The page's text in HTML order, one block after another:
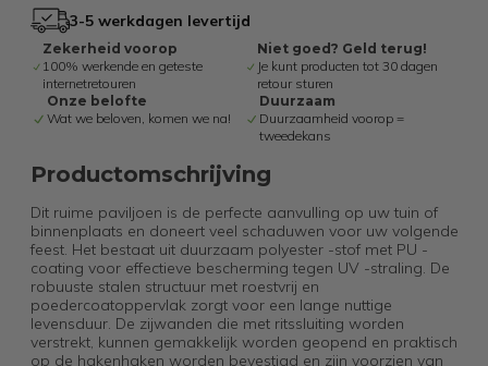
3-5 werkdagen levertijd
Zekerheid voorop
100% werkende en geteste
internetretouren
Niet goed? Geld terug!
Je kunt producten tot 30 dagen
retour sturen
Onze belofte
Wat we beloven, komen we na!
Duurzaam
Duurzaamheid voorop =
tweedekans
Productomschrijving
Dit ruime paviljoen is de perfecte aanvulling op uw tuin of
binnenplaats en doneert veel schaduwen voor uw volgende
feest. Het bestaat uit duurzaam polyester -stof met PU -
coating voor effectieve bescherming tegen UV -straling. De
robuuste stalen structuur met roestvrij en
poedercoatoppervlak zorgt voor een lange nuttige
levensduur. De zijwanden die met ritssluiting worden
verstrekt, kunnen gemakkelijk worden geopend en praktisch
op de hakenhaken worden bevestigd en zijn voorzien van